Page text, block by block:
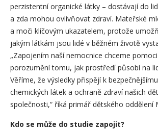
perzistentní organické látky – dostávají do
a zda mohou ovlivňovat zdraví. Mateřské
a moči klíčovým ukazatelem, protože
jakým látkám jsou lidé v běžném životě
„Zapojením naší nemocnice chceme
porozumění tomu, jak prostředí působí na
Věříme, že výsledky přispějí k
chemických látek a ochraně zdraví našich
společnosti,“ říká primář dětského oddělení
Kdo se může do studie zapojit?